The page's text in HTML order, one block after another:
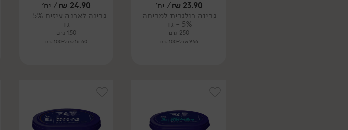
23.90
₪/ יח׳
גבינה בולגרית למריחה
5% - גד
250 גרם
9.56 ₪ ל-100 גרם
24.90
₪/ יח׳
גבינה לאבנה עיזים 5% -
גד
150 גרם
16.60 ₪ ל-100 גרם